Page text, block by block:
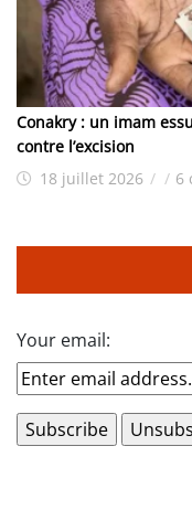
Conakry : un imam
contre l’excision
18 juillet 2026 / / 6
Your email: